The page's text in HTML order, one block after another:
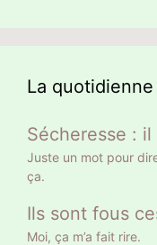
La quotidienne
Sécheresse :
Juste un mot pour
ça.
Ils sont fous
Moi, ça m’a fait rire.